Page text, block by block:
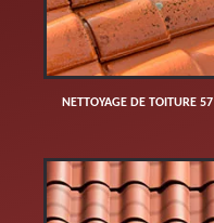
NETTOYAGE DE TOITURE 57